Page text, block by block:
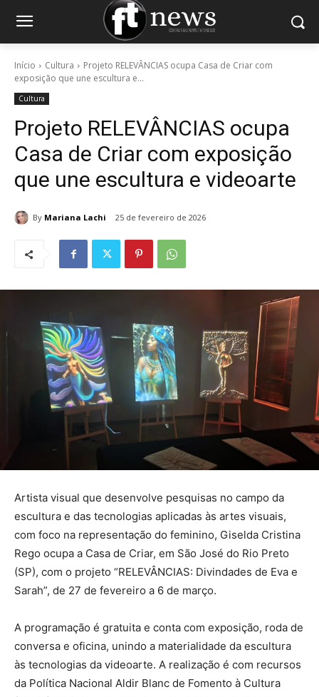
Início Cultura
Projeto RELEVÂNCIAS ocupa Casa de Criar com
exposição que une escultura e...
Cultura
Projeto RELEVÂNCIAS ocupa
Casa de Criar com exposição
que une escultura e videoarte
By Mariana Lachi 25 de fevereiro de 2026
Artista visual que desenvolve pesquisas no campo da
escultura e das tecnologias aplicadas às artes visuais,
com foco na representação do feminino, Giselda Cristina
Rego ocupa a Casa de Criar, em São José do Rio Preto
(SP), com o projeto “RELEVÂNCIAS: Divindades de Eva e
Sarah”, de 27 de fevereiro a 6 de março.
A programação é gratuita e conta com exposição, roda de
conversa e oficina, unindo a materialidade da escultura
às tecnologias da videoarte. A realização é com recursos
da Política Nacional Aldir Blanc de Fomento à Cultura